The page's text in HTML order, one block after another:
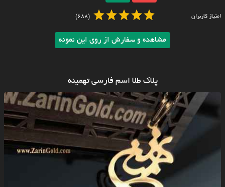
امتیاز کاربران (688)
مشاهده و سفارش از روی این نمونه
پلاک طلا اسم فارسی تهمینه